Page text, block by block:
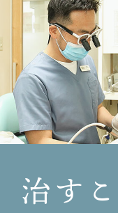
2014.10.10
歯科衛生士さん募
2014.06.27
カラフルスクラ
2014.06.04
歯の健康フェス
2014.05.20
皆様に安心を！
治す